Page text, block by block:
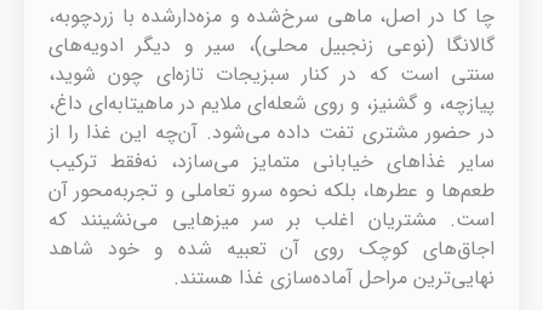
چا کا در اصل، ماهی سرخ‌شده و مزه‌دارشده با زردچوبه،
گالانگا (نوعی زنجبیل محلی)، سیر و دیگر ادویه‌های
سنتی است که در کنار سبزیجات تازه‌ای چون شوید،
پیازچه، و گشنیز، و روی شعله‌ای ملایم در ماهیتابه‌ای داغ،
در حضور مشتری تفت داده می‌شود. آن‌چه این غذا را از
سایر غذاهای خیابانی متمایز می‌سازد، نه‌فقط ترکیب
طعم‌ها و عطرها، بلکه نحوه سرو تعاملی و تجربه‌محور آن
است. مشتریان اغلب بر سر میزهایی می‌نشینند که
اجاق‌های کوچک روی آن تعبیه شده و خود شاهد
نهایی‌ترین مراحل آماده‌سازی غذا هستند.